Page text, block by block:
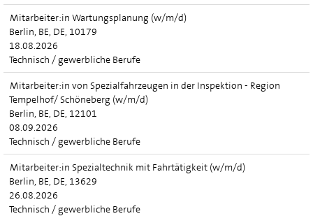
Mitarbeiter:in Wartungsplanung (w/m/d)
Berlin, BE, DE, 10179
18.08.2026
Technisch / gewerbliche Berufe
Mitarbeiter:in von Spezialfahrzeugen in der Inspektion - Region
Tempelhof/ Schöneberg (w/m/d)
Berlin, BE, DE, 12101
08.09.2026
Technisch / gewerbliche Berufe
Mitarbeiter:in Spezialtechnik mit Fahrtätigkeit (w/m/d)
Berlin, BE, DE, 13629
26.08.2026
Technisch / gewerbliche Berufe